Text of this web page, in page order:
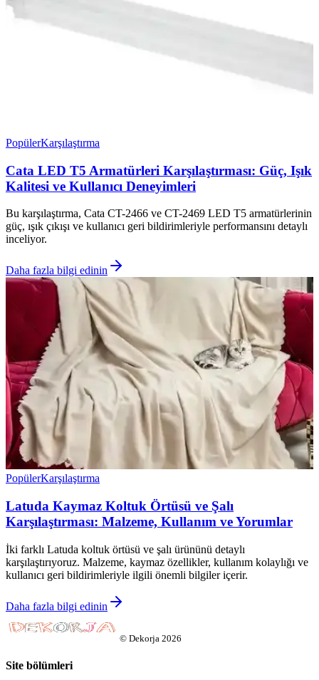
PopülerKarşılaştırma
Cata LED T5 Armatürleri Karşılaştırması: Güç, Işık
Kalitesi ve Kullanıcı Deneyimleri
Bu karşılaştırma, Cata CT-2466 ve CT-2469 LED T5 armatürlerinin
güç, ışık çıkışı ve kullanıcı geri bildirimleriyle performansını detaylı
inceliyor.
Daha fazla bilgi edinin
PopülerKarşılaştırma
Latuda Kaymaz Koltuk Örtüsü ve Şalı
Karşılaştırması: Malzeme, Kullanım ve Yorumlar
İki farklı Latuda koltuk örtüsü ve şalı ürününü detaylı
karşılaştırıyoruz. Malzeme, kaymaz özellikler, kullanım kolaylığı ve
kullanıcı geri bildirimleriyle ilgili önemli bilgiler içerir.
Daha fazla bilgi edinin
© Dekorja 2026
Site bölümleri